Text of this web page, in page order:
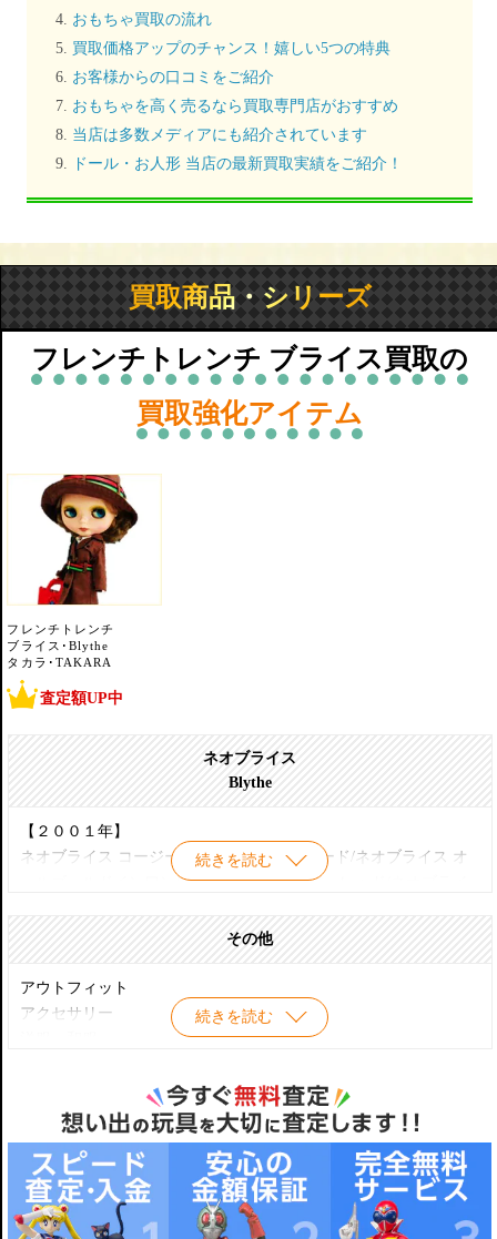
おもちゃ買取の流れ
買取価格アップのチャンス！嬉しい5つの特典
お客様からの口コミをご紹介
おもちゃを高く売るなら買取専門店がおすすめ
当店は多数メディアにも紹介されています
ドール・お人形 当店の最新買取実績をご紹介！
買取商品・シリーズ
フレンチトレンチ ブライス買取の
買取強化アイテム
フレンチトレンチ
ブライス･Blythe
タカラ･TAKARA
査定額UP中
ネオブライス
Blythe
続きを読む
【２００１年】
ネオブライス コージーケープインスパイアード/ネオブライス オ
ールゴールドインワン/ネオブライス ロージーレッド/ネオブライ
【２００２年】
ネオブライス ルージュノワール/ネオブライス スケートデート/ネ
オブライス アジアンバタフライ/ネオブライス CWC限定 ピカデリ
ミスアニバーサリー/ネオブライス トイザらス限定 ドッティード
ット/ネオブライス サンデーベスト/ネオブライス アズテックアラ
イバルインスパイアード
【２００３年】
ネオブライス ベリーインスパイアードバイパウワウポンチョ/ネオ
その他
続きを読む
アウトフィット
アクセサリー
家具 などドールアイテムを高価買取致します！
ブライス/Blythe買取のことならおもちゃ買取専門店ジョニージョ
イにお任せください！
1点1点大切に査定し、お迎えいたします！